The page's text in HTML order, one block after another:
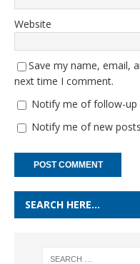
Website
Save my name, email,
next time I comment.
Notify me of follow-up
Notify me of new
SEARCH HERE…